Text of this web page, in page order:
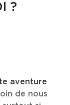
?
aventure
de nous